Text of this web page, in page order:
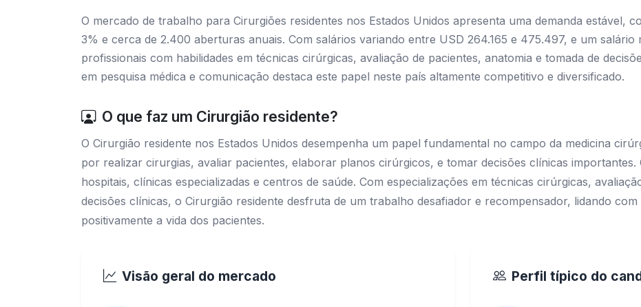
O mercado de trabalho para Cirurgiões residentes nos Estados Unidos apresenta uma demanda estável,
3% e cerca de 2.400 aberturas anuais. Com salários variando entre USD 264.165 e 475.497, e um salário
profissionais com habilidades em técnicas cirúrgicas, avaliação de pacientes, anatomia e tomada de
em pesquisa médica e comunicação destaca este papel neste país altamente competitivo e diversificado.
O que faz um Cirurgião residente?
O Cirurgião residente nos Estados Unidos desempenha um papel fundamental no campo da medicina
por realizar cirurgias, avaliar pacientes, elaborar planos cirúrgicos, e tomar decisões clínicas
hospitais, clínicas especializadas e centros de saúde. Com especializações em técnicas cirúrgicas,
decisões clínicas, o Cirurgião residente desfruta de um trabalho desafiador e recompensador, lidando
positivamente a vida dos pacientes.
Visão geral do mercado Perfil típico do